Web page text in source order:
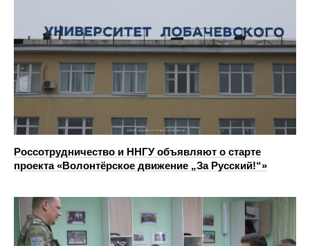
Россотрудничество и ННГУ объявляют о старте
проекта «Волонтёрское движение „За Русский!“»